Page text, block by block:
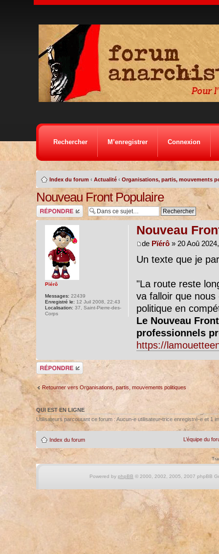
Rechercher M’enregistrer Connexion
Index du forum ‹ Actualité ‹ Organisations, partis, mouvements
Nouveau Front Populaire
Répondre
Nouveau
de Pïérô» 20 Aoû
Un texte que je
"La route reste
va falloir que
politique en
Le Nouveau
professionnels
https://
Pïérô
Messages: 22439
Enregistré le: 12 Juil 2008, 22:43
Localisation: 37, Saint-Pierre-des-
Corps
Répondre
Retourner vers Organisations, partis, mouvements politiques
QUI EST EN LIGNE
Utilisateurs parcourant ce forum : Aucun-e utilisateur-trice enregistré-e et 1
Index du forum L’équipe du
Powered by phpBB © 2000, 2002, 2005, 2007 phpBB